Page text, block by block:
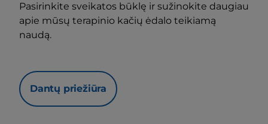
Pasirinkite sveikatos būklę ir sužinokite daugiau
apie mūsų terapinio kačių ėdalo teikiamą
naudą.
Dantų priežiūra